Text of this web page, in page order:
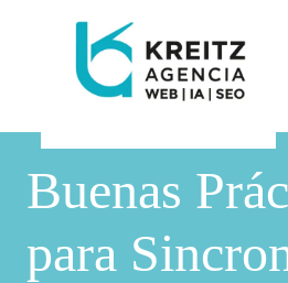
Buenas
para